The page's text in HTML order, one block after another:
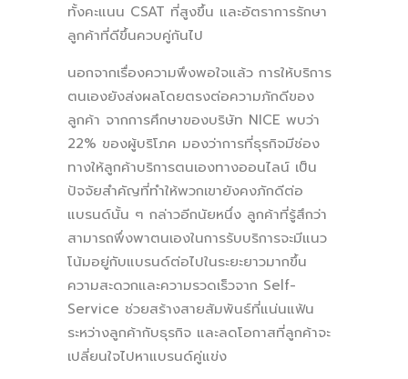
ทั้งคะแนน CSAT ที่สูงขึ้น และอัตราการรักษา
ลูกค้าที่ดีขึ้นควบคู่กันไป
นอกจากเรื่องความพึงพอใจแล้ว การให้บริการ
ตนเองยังส่งผลโดยตรงต่อความภักดีของ
ลูกค้า จากการศึกษาของบริษัท NICE พบว่า
22% ของผู้บริโภค มองว่าการที่ธุรกิจมีช่อง
ทางให้ลูกค้าบริการตนเองทางออนไลน์ เป็น
ปัจจัยสำคัญที่ทำให้พวกเขายังคงภักดีต่อ
แบรนด์นั้น ๆ กล่าวอีกนัยหนึ่ง ลูกค้าที่รู้สึกว่า
สามารถพึ่งพาตนเองในการรับบริการจะมีแนว
โน้มอยู่กับแบรนด์ต่อไปในระยะยาวมากขึ้น
ความสะดวกและความรวดเร็วจาก Self-
Service ช่วยสร้างสายสัมพันธ์ที่แน่นแฟ้น
ระหว่างลูกค้ากับธุรกิจ และลดโอกาสที่ลูกค้าจะ
เปลี่ยนใจไปหาแบรนด์คู่แข่ง